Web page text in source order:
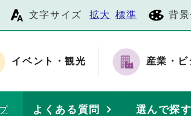
文字サイズ 拡大 標準 背景
イベント・観光 産業・ビ
よくある質問 選んで探す